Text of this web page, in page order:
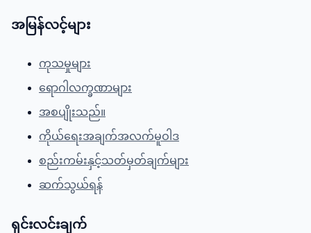
အမြန်လင့်များ
ကုသမှုများ
ရောဂါလက္ခဏာများ
အစပျိုးသည်။
ကိုယ်ရေးအချက်အလက်မူဝါဒ
စည်းကမ်းနှင့်သတ်မှတ်ချက်များ
ဆက်သွယ်ရန်
ရှင်းလင်းချက်